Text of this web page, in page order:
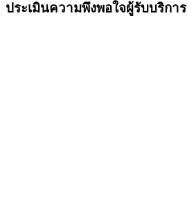
ประเมินความพึงพอใจผู้รับบริการ